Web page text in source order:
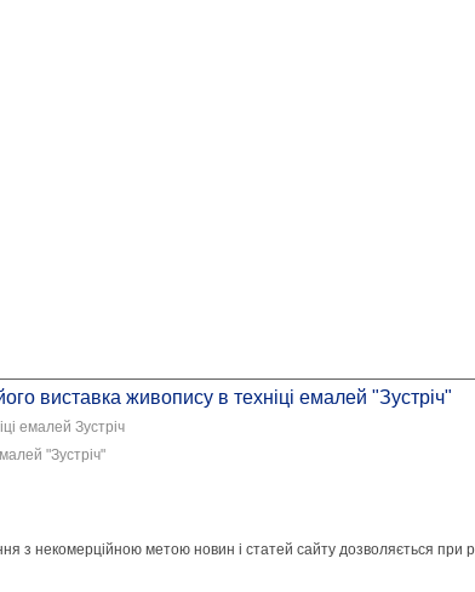
виставка живопису в техніці емалей "Зустріч"
емалей Зустріч
"Зустріч"
з некомерційною метою новин і статей сайту дозволяється при